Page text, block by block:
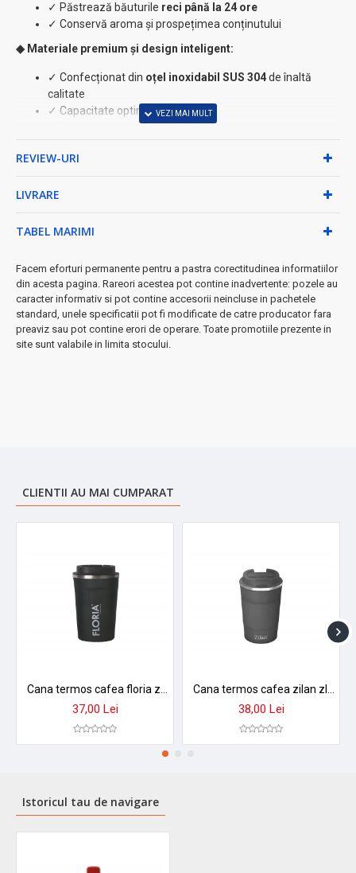
✓ Păstrează băuturile reci până la 24 ore
✓ Conservă aroma și prospețimea conținutului
◆ Materiale premium și design inteligent:
✓ Confecționat din oțel inoxidabil SUS 304de înaltă
calitate
✓ Capacitate optimă de500ml
✓ Design ergonomic în culoare roșie elegantă
✓ Dimensiuni compacte pentru transport facil
✓ Ideal pentru birou, școală, călătorii sau activități outdoor
• Curățare simplă și rapidă
• Durabilitate excepțională
• Utilizare intuitivă
• Investiție pe termen lung
REVIEW-URI
LIVRARE
TABEL MARIMI
Facem eforturi permanente pentru a pastra corectitudinea informatiilor
din acesta pagina. Rareori acestea pot contine inadvertente: pozele au
caracter informativ si pot contine accesorii neincluse in pachetele
standard, unele specificatii pot fi modificate de catre producator fara
preaviz sau pot contine erori de operare. Toate promotiile prezente in
site sunt valabile in limita stocului.
CLIENTII AU MAI CUMPARAT
37,00 Lei 38,00 Lei
Istoricul tau de navigare